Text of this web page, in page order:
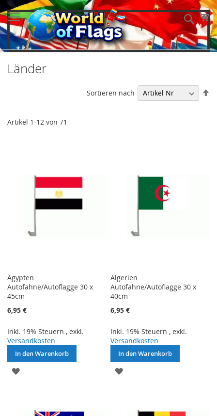
Direkt
zum
Inhalt
Länder
Artikel 1-12 von 71
Sortieren nach
Ägypten
Autofahne/Autoflagge 30 x
45cm
6,95 €
Inkl. 19% Steuern , exkl.
Versandkosten
In den Warenkorb
ZUR
Algerien
Autofahne/Autoflagge 30 x
40cm
6,95 €
Inkl. 19% Steuern ,exkl.
Versandkosten
In den Warenkorb
ZUR